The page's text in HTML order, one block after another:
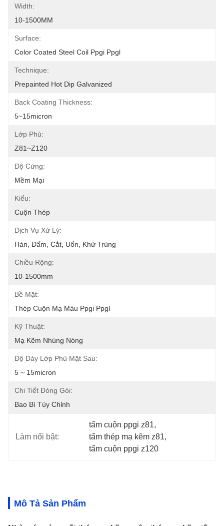
Width:
10-1500MM
Surface:
Color Coated Steel Coil Ppgi Ppgl
Technique:
Prepainted Hot Dip Galvanized
Back Coating Thickness:
5~15micron
Lớp Phủ:
Z81~Z120
Độ Cứng:
Mềm Mại
Kiểu:
Cuộn Thép
Dịch Vụ Xử Lý:
Hàn, Đấm, Cắt, Uốn, Khử Trùng
Chiều Rộng:
10-1500mm
Bề Mặt:
Thép Cuộn Mạ Màu Ppgi Ppgl
Kỹ Thuật:
Mạ Kẽm Nhúng Nóng
Độ Dày Lớp Phủ Mặt Sau:
5 ~ 15micron
Chi Tiết Đóng Gói:
Bao Bì Tùy Chỉnh
Làm nổi bật:
tấm cuộn ppgi z81,
tấm thép mạ kẽm z81,
tấm cuộn ppgi z120
Mô Tả Sản Phẩm